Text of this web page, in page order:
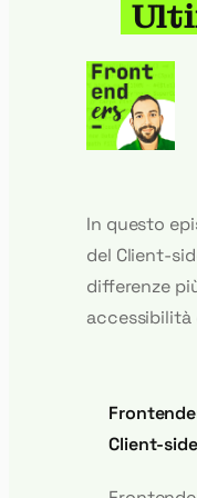
In questo
del Client-
differenze
accessibilità
degli
conferenze
Client-